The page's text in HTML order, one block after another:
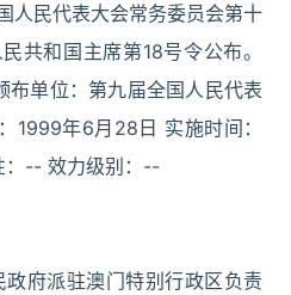
人民代表大会常务委员会第十
共和国主席第18号令公布。
布单位：第九届全国人民代表
1999年6月28日 实施时间：
：-- 效力级别：--
府派驻澳门特别行政区负责